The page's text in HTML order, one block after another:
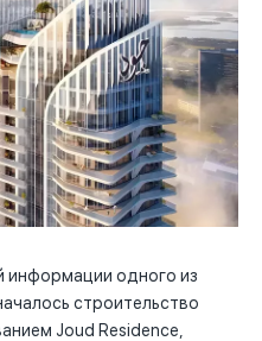
одного из
строительство
Joud Residence,